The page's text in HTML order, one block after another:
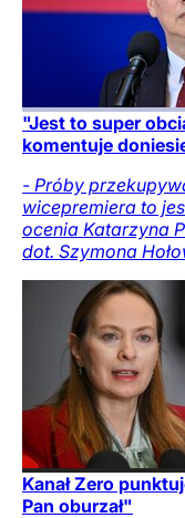
"Jest to super
komentuje
- Próby
wicepremiera to
ocenia Katarzyna
dot. Szymona
Kanał Zero
Pan oburzał"